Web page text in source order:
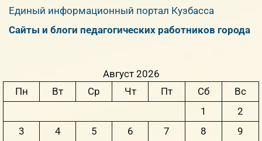
Единый информационный портал Кузбасса
Сайты и блоги педагогических работников города
Август 2026
Пн
Вт Ср Чт Пт Сб
Вс
1
2
3
4 5 6 7 8
9